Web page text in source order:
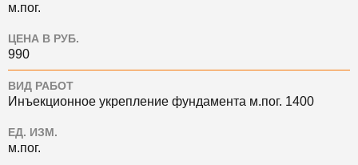
м.пог.
ЦЕНА В РУБ.
990
ВИД РАБОТ
Инъекционное укрепление фундамента м.пог. 1400
ЕД. ИЗМ.
м.пог.